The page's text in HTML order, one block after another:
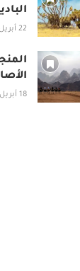
22 أبريل، 2025
18 أبريل، 2025